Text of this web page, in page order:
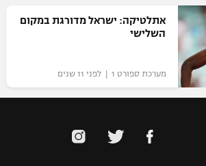
אתלטיקה: ישראל מדורגת במקום
השלישי
מערכת ספורט 1 | לפני 11 שנים